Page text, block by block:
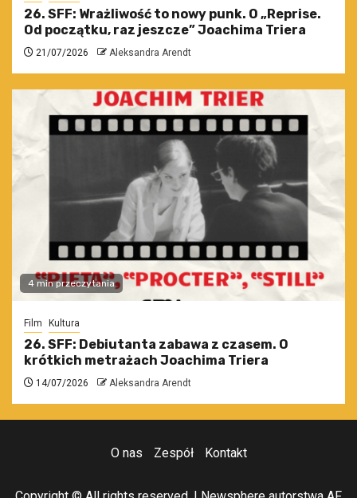
26. SFF: Wrażliwość to nowy punk. O „Reprise.
Od początku, raz jeszcze” Joachima Triera
21/07/2026 Aleksandra Arendt
4 min przeczytania
Film Kultura
26. SFF: Debiutanta zabawa z czasem. O
krótkich metrażach Joachima Triera
14/07/2026 Aleksandra Arendt
O nas Zespół Kontakt